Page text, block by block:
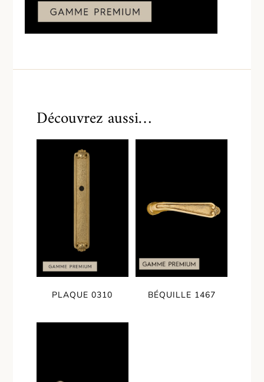
Découvrez aussi…
PLAQUE 0310 BÉQUILLE 1467